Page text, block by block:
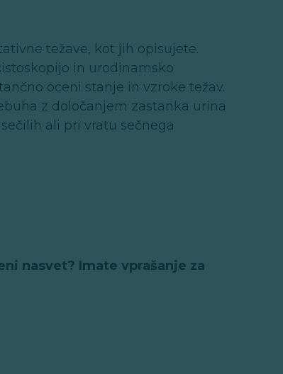
težave, kot jih opisujete.
in urodinamsko
oceni stanje in vzroke težav.
z določanjem zastanka urina
ali pri vratu sečnega
nasvet? Imate vprašanje za